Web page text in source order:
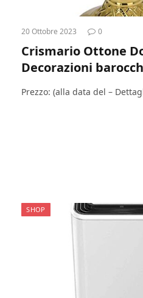
20 Ottobre 2023 0
Crismario Ottone
Decorazioni
Prezzo: (alla data del –
SHOP